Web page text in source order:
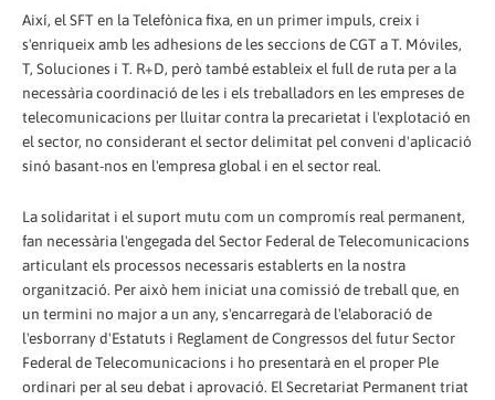
Així, el SFT en la Telefònica fixa, en un primer impuls, creix i
s'enriqueix amb les adhesions de les seccions de CGT a T. Móviles,
T, Soluciones i T. R+D, però també estableix el full de ruta per a la
necessària coordinació de les i els treballadors en les empreses de
telecomunicacions per lluitar contra la precarietat i l'explotació en
el sector, no considerant el sector delimitat pel conveni d'aplicació
sinó basant-nos en l'empresa global i en el sector real.
La solidaritat i el suport mutu com un compromís real permanent,
fan necessària l'engegada del Sector Federal de Telecomunicacions
articulant els processos necessaris establerts en la nostra
organització. Per això hem iniciat una comissió de treball que, en
un termini no major a un any, s'encarregarà de l'elaboració de
l'esborrany d'Estatuts i Reglament de Congressos del futur Sector
Federal de Telecomunicacions i ho presentarà en el proper Ple
ordinari per al seu debat i aprovació. El Secretariat Permanent triat